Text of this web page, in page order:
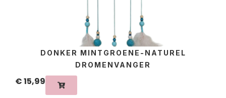
DONKER MINTGROENE-NATUREL
DROMENVANGER
€15,99